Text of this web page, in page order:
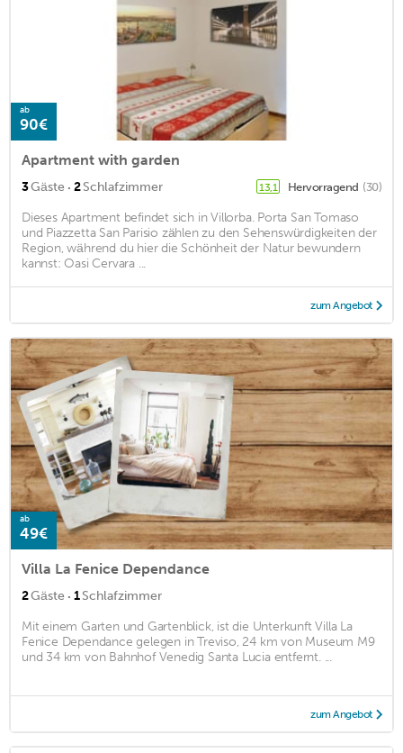
ab
90€
Apartment with garden
3Gäste · 2Schlafzimmer 13,1 Hervorragend (30)
Dieses Apartment befindet sich in Villorba. Porta San Tomaso
und Piazzetta San Parisio zählen zu den Sehenswürdigkeiten der
Region, während du hier die Schönheit der Natur bewundern
kannst: Oasi Cervara ...
zum Angebot
ab
49€
Villa La Fenice Dependance
2Gäste · 1Schlafzimmer
Mit einem Garten und Gartenblick, ist die Unterkunft Villa La
Fenice Dependance gelegen in Treviso, 24 km von Museum M9
und 34 km von Bahnhof Venedig Santa Lucia entfernt. ...
zum Angebot